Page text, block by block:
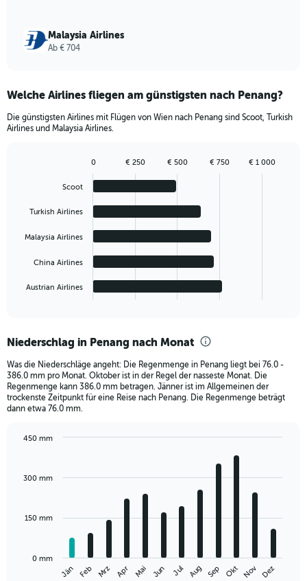
Malaysia Airlines
Ab € 704
Welche Airlines fliegen am günstigsten nach Penang?
Die günstigsten Airlines mit Flügen von Wien nach Penang sind Scoot, Turkish
Airlines und Malaysia Airlines.
bars.
The
has
Range:
categories.
The
chart
has
Y
values.
to
Scoot
Turkish Airlines
Malaysia Airlines
China Airlines
Austrian Airlines
0 € 1 000
€ 250 € 500 € 750
End
Niederschlag in Penang nach Monat
Was die Niederschläge angeht: Die Regenmenge in Penang liegt bei 76.0 -
386.0 mm pro Monat. Oktober ist in der Regel der nasseste Monat. Die
Regenmenge kann 386.0 mm betragen. Jänner ist im Allgemeinen der
trockenste Zeitpunkt für eine Reise nach Penang. Die Regenmenge beträgt
dann etwa 76.0 mm.
with
12
The
Jän Feb Mrz Apr Mai Jun Jul Aug Sep Okt Nov Dez
0 mm
150 mm
300 mm
450 mm